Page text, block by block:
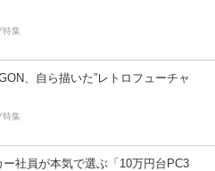
特集
、自ら描いた”レトロフューチャ
特集
社員が本気で選ぶ「10万円台PC3